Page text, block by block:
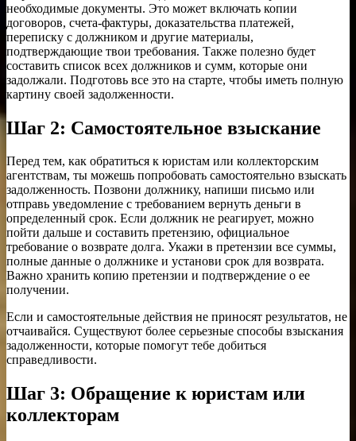
необходимые документы. Это может включать копии
договоров, счета-фактуры, доказательства платежей,
переписку с должником и другие материалы,
подтверждающие твои требования. Также полезно будет
составить список всех должников и сумм, которые они
задолжали. Подготовь все это на старте, чтобы иметь полную
картину своей задолженности.
Шаг 2: Самостоятельное взыскание
Перед тем, как обратиться к юристам или коллекторским
агентствам, ты можешь попробовать самостоятельно взыскать
задолженность. Позвони должнику, напиши письмо или
отправь уведомление с требованием вернуть деньги в
определенный срок. Если должник не реагирует, можно
пойти дальше и составить претензию, официальное
требование о возврате долга. Укажи в претензии все суммы,
полные данные о должнике и установи срок для возврата.
Важно хранить копию претензии и подтверждение о ее
получении.
Если и самостоятельные действия не приносят результатов, не
отчаивайся. Существуют более серьезные способы взыскания
задолженности, которые помогут тебе добиться
справедливости.
Шаг 3: Обращение к юристам или
коллекторам